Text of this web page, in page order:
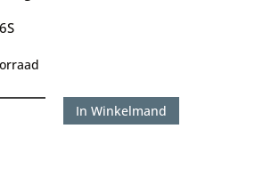
In Winkelmand